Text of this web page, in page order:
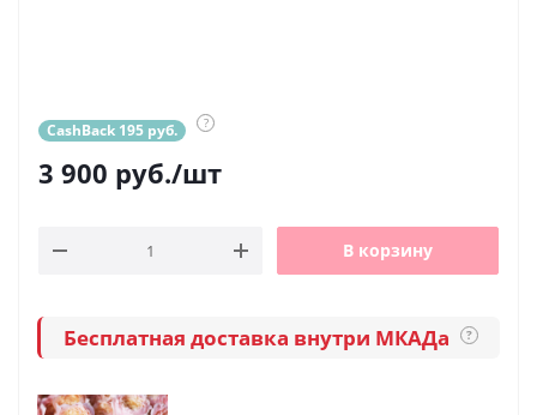
CashBack 195 руб. ?
3 900 руб./шт
В корзину
Бесплатная доставка внутри МКАДа ?